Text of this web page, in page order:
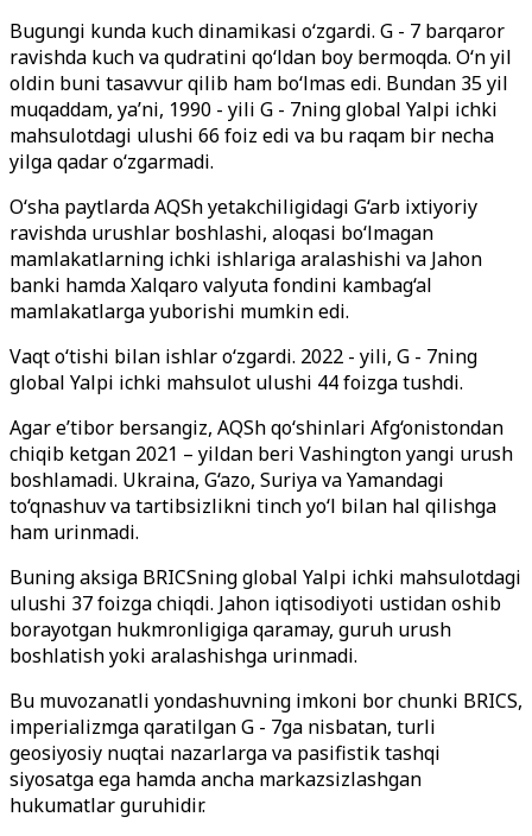
Bugungi kunda kuch dinamikasi o‘zgardi. G - 7 barqaror
ravishda kuch va qudratini qo‘ldan boy bermoqda. O‘n yil
oldin buni tasavvur qilib ham bo‘lmas edi. Bundan 35 yil
muqaddam, ya’ni, 1990 - yili G - 7ning global Yalpi ichki
mahsulotdagi ulushi 66 foiz edi va bu raqam bir necha
yilga qadar o‘zgarmadi.
O‘sha paytlarda AQSh yetakchiligidagi G‘arb ixtiyoriy
ravishda urushlar boshlashi, aloqasi bo‘lmagan
mamlakatlarning ichki ishlariga aralashishi va Jahon
banki hamda Xalqaro valyuta fondini kambag‘al
mamlakatlarga yuborishi mumkin edi.
Vaqt o‘tishi bilan ishlar o‘zgardi. 2022 - yili, G - 7ning
global Yalpi ichki mahsulot ulushi 44 foizga tushdi.
Agar e’tibor bersangiz, AQSh qo‘shinlari Afg‘onistondan
chiqib ketgan 2021 – yildan beri Vashington yangi urush
boshlamadi. Ukraina, G‘azo, Suriya va Yamandagi
to‘qnashuv va tartibsizlikni tinch yo‘l bilan hal qilishga
ham urinmadi.
Buning aksiga BRICSning global Yalpi ichki mahsulotdagi
ulushi 37 foizga chiqdi. Jahon iqtisodiyoti ustidan oshib
borayotgan hukmronligiga qaramay, guruh urush
boshlatish yoki aralashishga urinmadi.
Bu muvozanatli yondashuvning imkoni bor chunki BRICS,
imperializmga qaratilgan G - 7ga nisbatan, turli
geosiyosiy nuqtai nazarlarga va pasifistik tashqi
siyosatga ega hamda ancha markazsizlashgan
hukumatlar guruhidir.